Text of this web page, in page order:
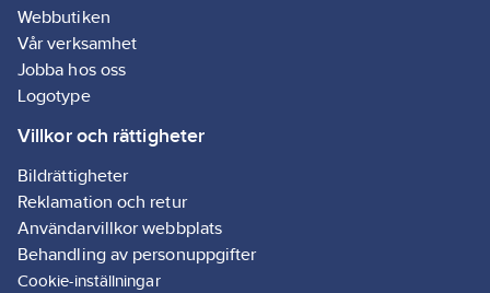
Webbutiken
Vår verksamhet
Jobba hos oss
Logotype
Villkor och rättigheter
Bildrättigheter
Reklamation och retur
Användarvillkor webbplats
Behandling av personuppgifter
Cookie-inställningar